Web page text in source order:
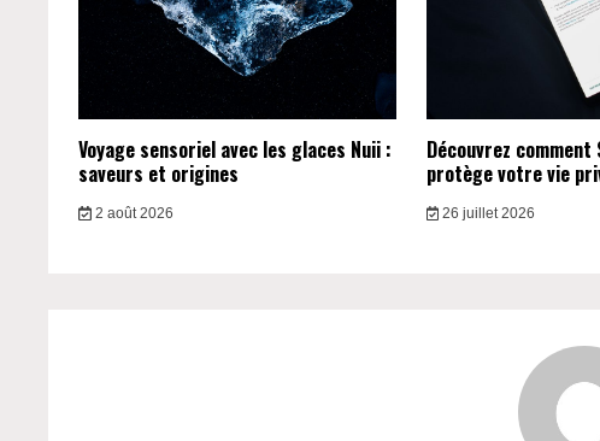
Voyage sensoriel avec les glaces Nuii :
saveurs et origines
2 août 2026
Découvrez comment
protège votre vie
26 juillet 2026